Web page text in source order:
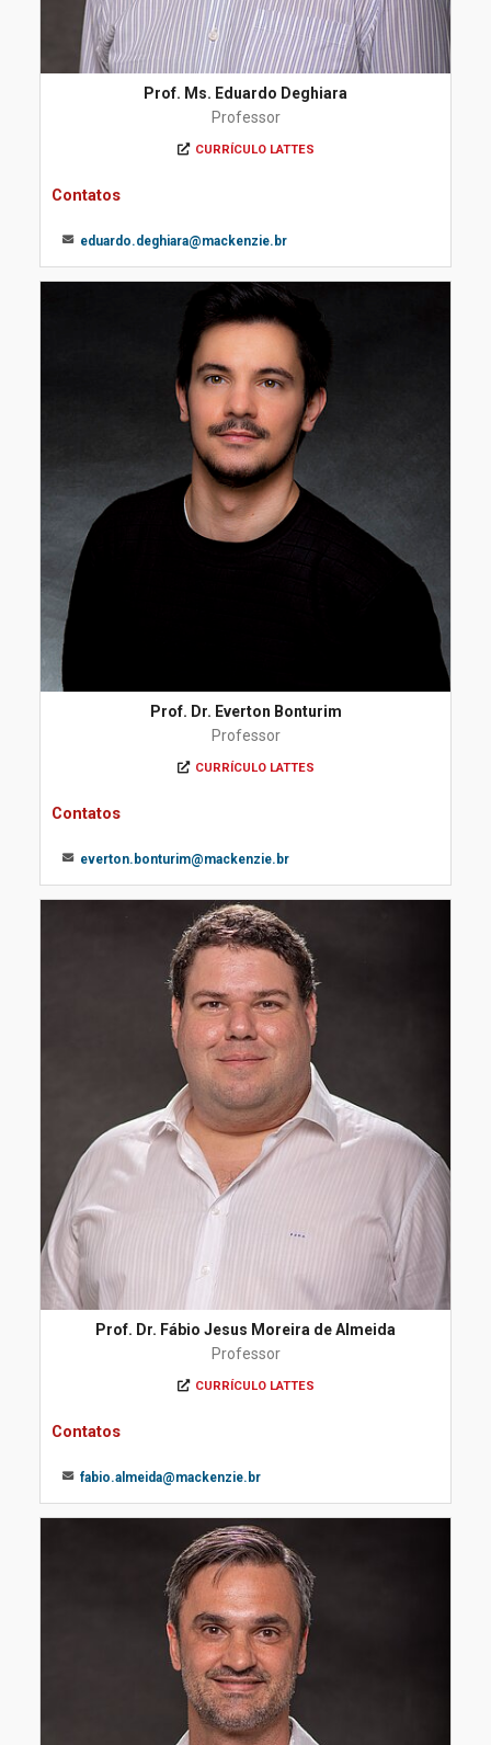
Prof. Ms. Eduardo Deghiara
Professor
CURRÍCULO LATTES
Contatos
eduardo.deghiara@mackenzie.br
Prof. Dr. Everton Bonturim
Professor
CURRÍCULO LATTES
Contatos
everton.bonturim@mackenzie.br
Prof. Dr. Fábio Jesus Moreira de Almeida
Professor
CURRÍCULO LATTES
Contatos
fabio.almeida@mackenzie.br